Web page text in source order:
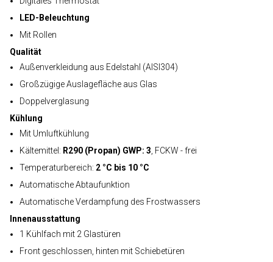
LED-Beleuchtung
Mit Rollen
Qualität
Außenverkleidung aus Edelstahl (AISI304)
Großzügige Auslagefläche aus Glas
Doppelverglasung
Kühlung
Mit Umluftkühlung
Kältemittel: R290 (Propan) GWP: 3 , FCKW - frei
Temperaturbereich: 2 °C bis 10 °C
Automatische Abtaufunktion
Automatische Verdampfung des Frostwassers
Innenausstattung
1 Kühlfach mit 2 Glastüren
Front geschlossen, hinten mit Schiebetüren